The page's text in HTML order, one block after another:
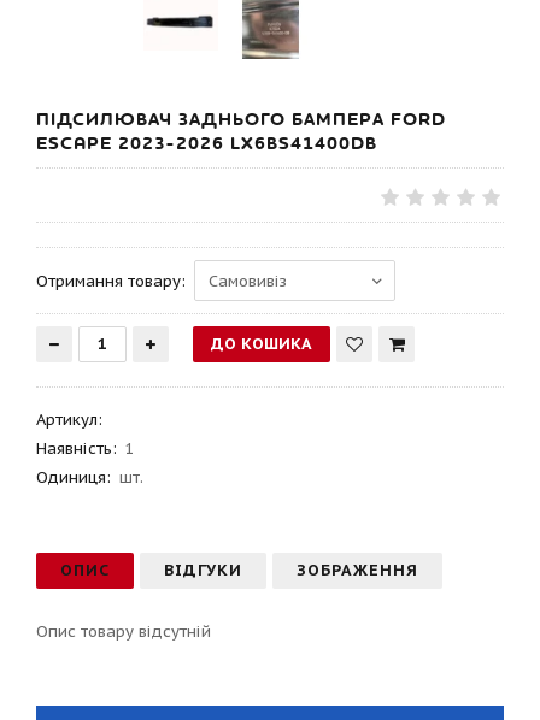
ПІДСИЛЮВАЧ ЗАДНЬОГО БАМПЕРА FORD
ESCAPE 2023-2026 LX6BS41400DB
Отримання товару:
Артикул:
Наявність: 1
Одиниця: шт.
ОПИС ВІДГУКИ ЗОБРАЖЕННЯ
Опис товару відсутній